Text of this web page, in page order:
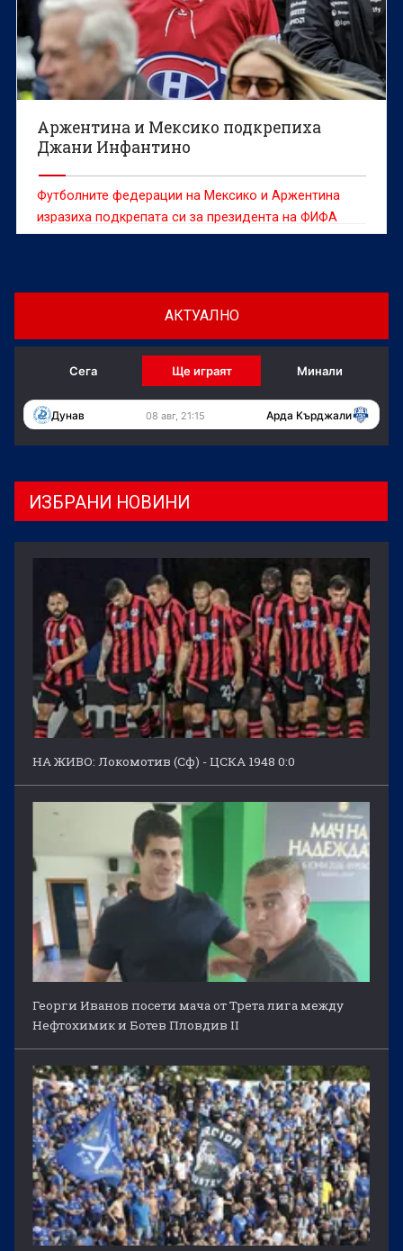
Аржентина и Мексико подкрепиха
Джани Инфантино
Футболните федерации на Мексико и Аржентина
изразиха подкрепата си за президента на ФИФА
Джани Инфантино в момент, в който шефът на
първенство, съобщава Ройтерс.
АКТУАЛНО
Сега Ще играят Минали
Дунав 08 авг, 21:15 Арда Кърджали
ИЗБРАНИ НОВИНИ
НА ЖИВО: Локомотив (Сф) - ЦСКА 1948 0:0
Георги Иванов посети мача от Трета лига между
Нефтохимик и Ботев Пловдив II